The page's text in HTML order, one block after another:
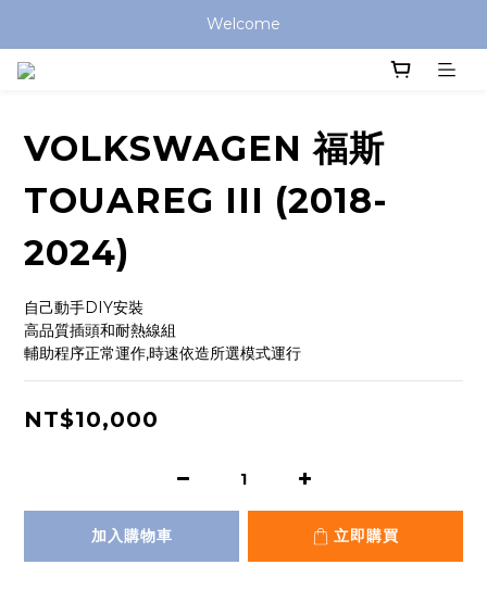
Welcome
VOLKSWAGEN 福斯
TOUAREG III (2018-
2024)
自己動手DIY安裝
高品質插頭和耐熱線組
輔助程序正常運作,時速依造所選模式運行
NT$10,000
加入購物車 立即購買